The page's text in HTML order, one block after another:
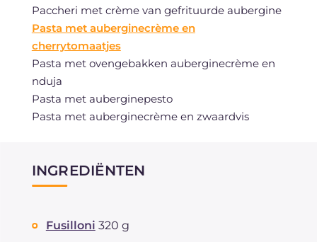
Paccheri met crème van gefrituurde aubergine
Pasta met auberginecrème en
cherrytomaatjes
Pasta met ovengebakken auberginecrème en
nduja
Pasta met auberginepesto
Pasta met auberginecrème en zwaardvis
INGREDIËNTEN
Fusilloni 320 g